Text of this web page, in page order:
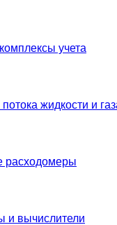
учета
жидкости и
расходомеры
и вычислители